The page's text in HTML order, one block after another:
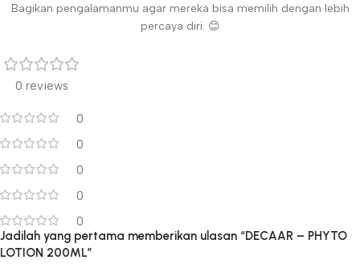
Bagikan pengalamanmu agar mereka bisa memilih dengan lebih
percaya diri. 😊
0 reviews
0
0
0
0
0
Jadilah yang pertama memberikan ulasan “DECAAR – PHYTO
LOTION 200ML”